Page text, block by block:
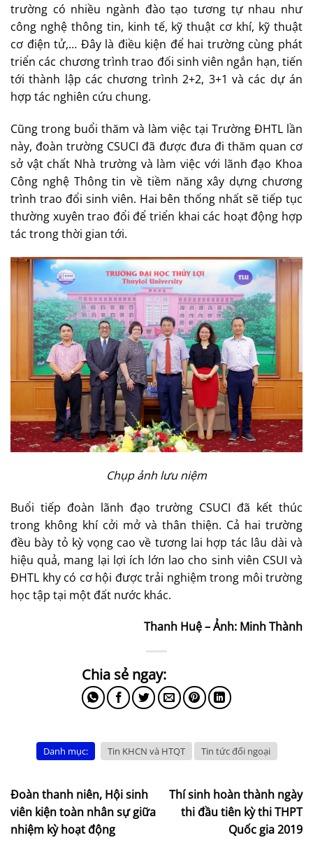
trường có nhiều ngành đào tạo tương tự nhau như
công nghệ thông tin, kinh tế, kỹ thuật cơ khí, kỹ thuật
cơ điện tử,… Đây là điều kiện để hai trường cùng phát
triển các chương trình trao đối sinh viên ngắn hạn, tiến
tới thành lập các chương trình 2+2, 3+1 và các dự án
hợp tác nghiên cứu chung.
Cũng trong buổi thăm và làm việc tại Trường ĐHTL lần
này, đoàn trường CSUCI đã được đưa đi thăm quan cơ
sở vật chất Nhà trường và làm việc với lãnh đạo Khoa
Công nghệ Thông tin về tiềm năng xây dựng chương
trình trao đổi sinh viên. Hai bên thống nhất sẽ tiếp tục
thường xuyên trao đổi để triển khai các hoạt động hợp
tác trong thời gian tới.
Chụp ảnh lưu niệm
Buổi tiếp đoàn lãnh đạo trường CSUCI đã kết thúc
trong không khí cởi mở và thân thiện. Cả hai trường
đều bày tỏ kỳ vọng cao về tương lai hợp tác lâu dài và
hiệu quả, mang lại lợi ích lớn lao cho sinh viên CSUI và
ĐHTL khy có cơ hội được trải nghiệm trong môi trường
học tập tại một đất nước khác.
Thanh Huệ – Ảnh: Minh Thành
Danh mục: Tin KHCN và HTQT Tin tức đối ngoại
Đoàn thanh niên, Hội sinh
viên kiện toàn nhân sự giữa
nhiệm kỳ hoạt động
Thí sinh hoàn thành ngày
thi đầu tiên kỳ thi THPT
Quốc gia 2019